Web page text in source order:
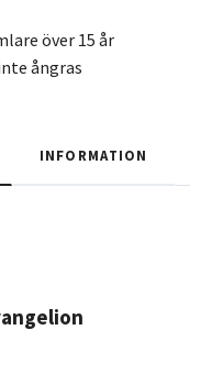
över 15 år
ångras
INFORMATION